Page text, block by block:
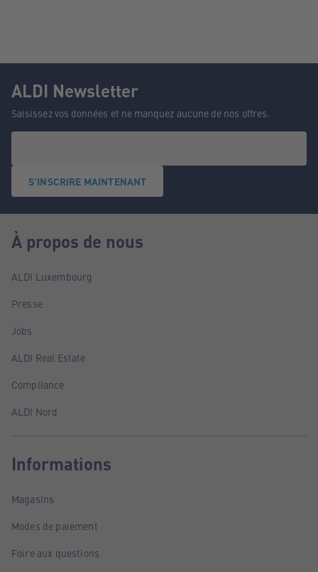
ALDI Newsletter
Saisissez vos données et ne manquez aucune de nos offres.
S'INSCRIRE MAINTENANT
À propos de nous
ALDI Luxembourg
Presse
Jobs
ALDI Real Estate
Compliance
ALDI Nord
Informations
Magasins
Modes de paiement
Foire aux questions